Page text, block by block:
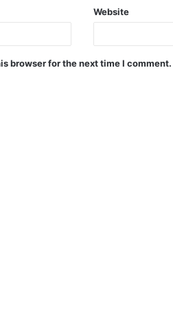
Website
browser for the next time I comment.